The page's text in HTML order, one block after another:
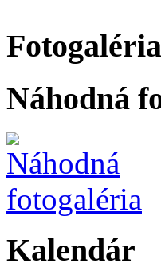
Fotogaléria
Náhodná
Kalendár